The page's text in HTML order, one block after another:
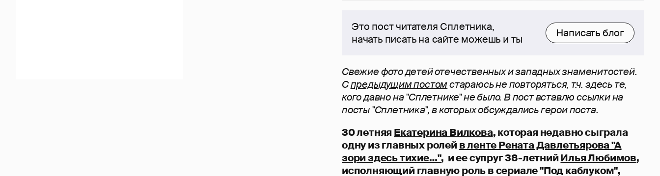
Это пост читателя Сплетника,
начать писать на сайте можешь и ты
Написать блог
Свежие фото детей отечественных и западных знаменитостей.
Спредыдущим постомстараюсь не повторяться, т.ч. здесь те,
кого давно на "Сплетнике" не было. В пост вставлю ссылки на
посты "Сплетника", в которых обсуждались герои поста.
30 летняя Екатерина Вилкова, которая недавно сыграла
одну из главных ролей в ленте Рената Давлетьярова "А
зори здесь тихие…", и ее супруг 38-летнийИлья Любимов,
исполняющий главную роль в сериале "Под каблуком",